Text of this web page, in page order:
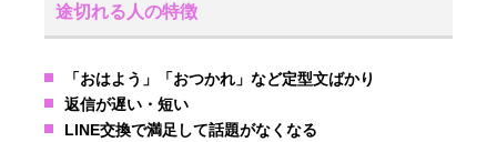
途切れる人の特徴
「おはよう」「おつかれ」など定型文ばかり
返信が遅い・短い
LINE交換で満足して話題がなくなる